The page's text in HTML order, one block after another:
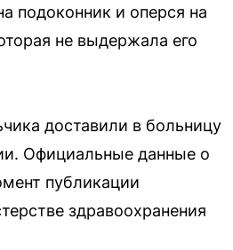
подоконник и оперся на
не выдержала его
доставили в больницу
Официальные данные о
публикации
здравоохранения